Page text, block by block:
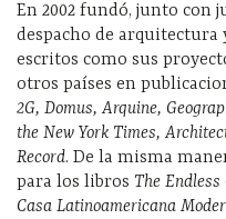
En 2002 fundó, junto con
despacho de arquitectura
escritos como sus
otros países en
2G, Domus, Arquine,
the New York Times,
Record. De la misma
para los libros The
Casa Latinoamericana